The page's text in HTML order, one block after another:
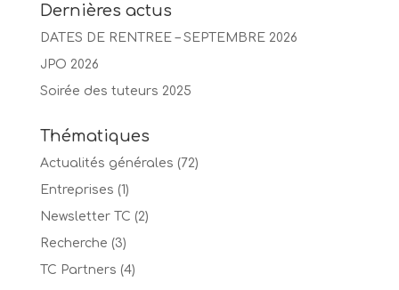
Dernières actus
DATES DE RENTREE – SEPTEMBRE 2026
JPO 2026
Soirée des tuteurs 2025
Thématiques
Actualités générales (72)
Entreprises (1)
Newsletter TC (2)
Recherche (3)
TC Partners (4)